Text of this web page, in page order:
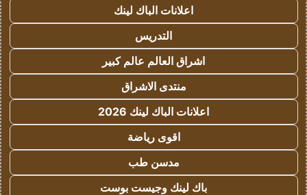
اعلانات الباك لينك
التدريس
اشراق العالم عالم كبير
منتدى الاشراق
اعلانات الباك لينك 2026
اقوى رياضة
مدسن طب
باك لينك وجيست بوست